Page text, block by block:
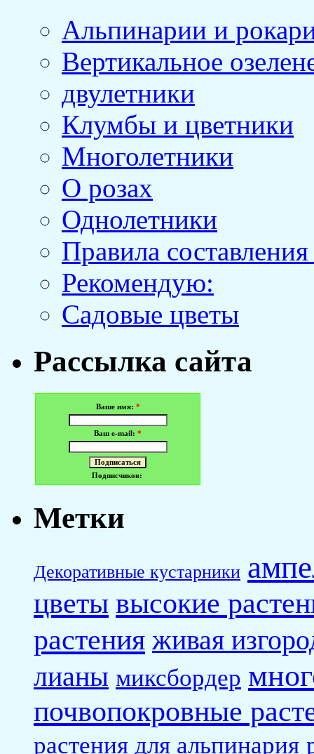
Альпинарии и
Вертикальное
двулетники
Клумбы и цветники
Многолетники
О розах
Однолетники
Правила
Рекомендую:
Садовые цветы
Рассылка сайта
Ваше имя: *
Ваш e-mail: *
Подписчиков:
Метки
Декоративные кустарники
цветы высокие
растения живая
лианы миксбордер
почвопокровные
растения для альпинария